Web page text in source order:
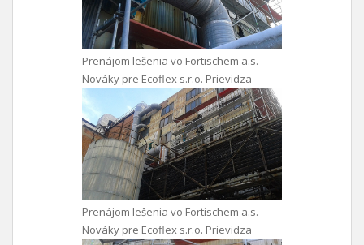
Prenájom lešenia vo Fortischem a.s.
Nováky pre Ecoflex s.r.o. Prievidza
Prenájom lešenia vo Fortischem a.s.
Nováky pre Ecoflex s.r.o. Prievidza